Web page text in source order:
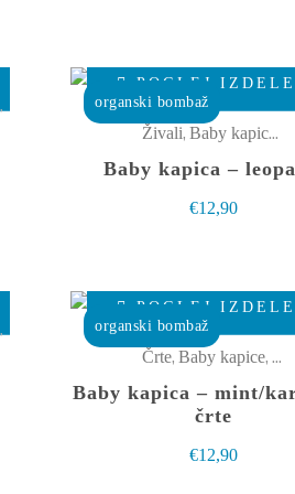
Ta
organski bombaž
POGLEJ
Živali, Baby kapice ,
Baby kapica –
€12,90
Ta
organski bombaž
POGLEJ
Črte, Baby kapice,
Baby kapica – mint/
črte
€12,90